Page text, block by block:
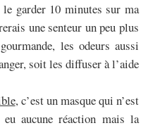
garder 10 minutes sur ma
une senteur un peu plus
les odeurs aussi
soit les diffuser à l’aide
, c’est un masque qui n’est
aucune réaction mais la